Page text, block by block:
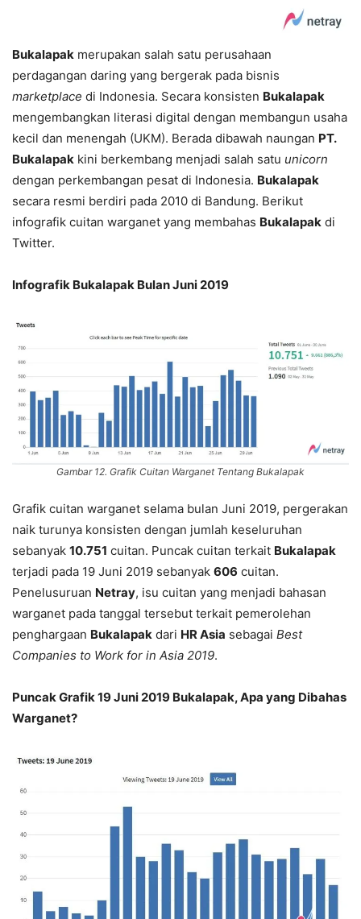
Bukalapak merupakan salah satu perusahaan
perdagangan daring yang bergerak pada bisnis
marketplace di Indonesia. Secara konsisten Bukalapak
mengembangkan literasi digital dengan membangun usaha
kecil dan menengah (UKM). Berada dibawah naungan PT.
Bukalapak kini berkembang menjadi salah satu unicorn
dengan perkembangan pesat di Indonesia. Bukalapak
secara resmi berdiri pada 2010 di Bandung. Berikut
infografik cuitan warganet yang membahas Bukalapak di
Twitter.
Infografik Bukalapak Bulan Juni 2019
Gambar 12. Grafik Cuitan Warganet Tentang Bukalapak
Grafik cuitan warganet selama bulan Juni 2019, pergerakan
naik turunya konsisten dengan jumlah keseluruhan
sebanyak 10.751 cuitan. Puncak cuitan terkait Bukalapak
terjadi pada 19 Juni 2019 sebanyak 606 cuitan.
Penelusuruan Netray, isu cuitan yang menjadi bahasan
warganet pada tanggal tersebut terkait pemerolehan
penghargaan Bukalapak dari HR Asia sebagai Best
Companies to Work for in Asia 2019.
Puncak Grafik 19 Juni 2019 Bukalapak, Apa yang Dibahas
Warganet?